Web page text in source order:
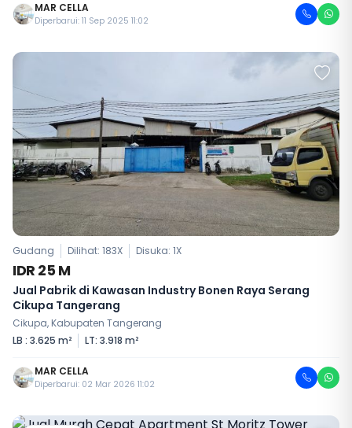
MAR CELLA
Diperbarui: 11 Sep 2025 11:02
Gudang Dilihat: 183X Disuka: 1X
IDR 25 M
Jual Pabrik di Kawasan Industry Bonen Raya Serang
Cikupa Tangerang
Cikupa, Kabupaten Tangerang
LB : 3.625 m²
LT: 3.918 m²
MAR CELLA
Diperbarui: 02 Mar 2026 11:02